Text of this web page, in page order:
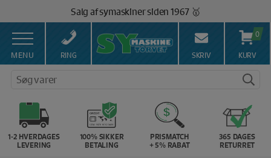
indholdet
100% Dansk hjemmeside 👍
Brug for hjælp? Ring på 43 44 45 15 ☎️
Vi matcher alle danske priser 💰
MENU RING SKRIV
0
KURV
Søg varer
1-2 HVERDAGES
LEVERING
100% SIKKER
BETALING
PRISMATCH
+ 5% RABAT
365 DAGES
RETURRET